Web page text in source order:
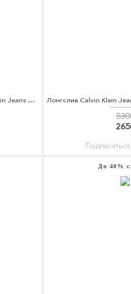
Пуховик Calvin Klein Jeans Calvin Klein Jeans CA939EWUHM60
До 40%